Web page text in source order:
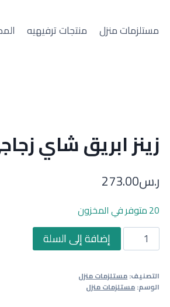
مستلزمات منزل منتجات ترفيهيه
زينز ابريق شاي
ر.س273.00
20 متوفر في المخزون
كمية
زينز
شاي
زجاجي
إضافة إلى السلة
التصنيف:مستلزمات منزل
الوسم:مستلزمات منزل